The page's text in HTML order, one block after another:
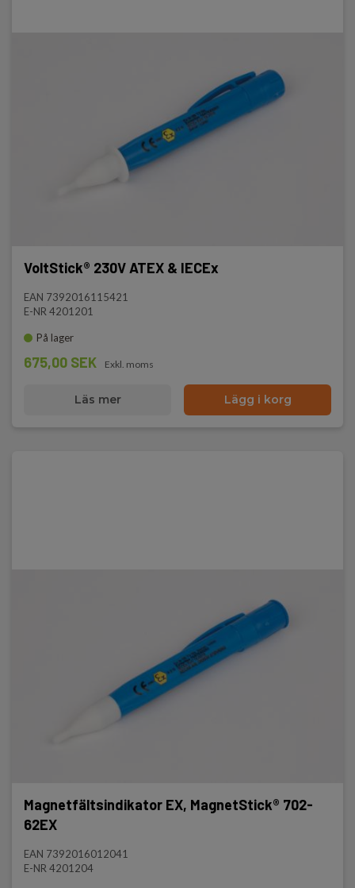
VoltStick® 230V ATEX & IECEx
EAN 7392016115421
E-NR 4201201
På lager
675,00 SEK Exkl. moms
Läs mer Lägg i korg
Magnetfältsindikator EX, MagnetStick® 702-
62EX
EAN 7392016012041
E-NR 4201204